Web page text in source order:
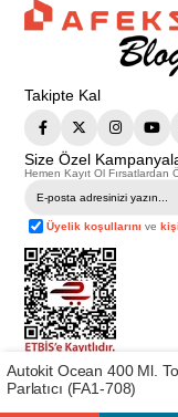
Takipte Kal
Size Özel
Hemen Kayıt Ol Fırsatlardan
Üyelik koşullarını ve
Telif Hakkı ©
Bu web sitesindeki tüm
görsel ve yazılı içerikler
Autokit Ocean 400 Ml.
Parlatıcı (FA1-708)